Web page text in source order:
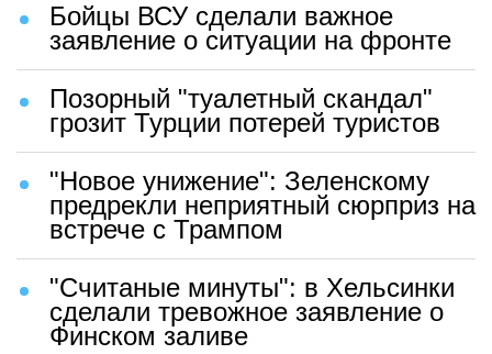
Бойцы ВСУ сделали важное
заявление о ситуации на фронте
Позорный "туалетный скандал"
грозит Турции потерей туристов
"Новое унижение": Зеленскому
предрекли неприятный сюрприз на
встрече с Трампом
"Считаные минуты": в Хельсинки
сделали тревожное заявление о
Финском заливе